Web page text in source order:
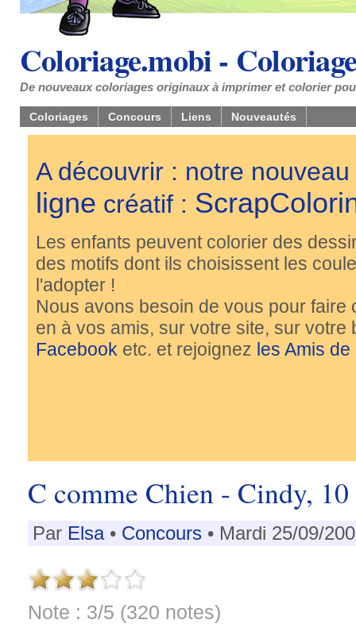
Coloriage.mobi -
De nouveaux coloriages originaux à imprimer et colorier
Coloriages Concours Liens Nouveautés
A découvrir : notre
ligne créatif :
Les enfants peuvent colorier des
des motifs dont ils choisissent les
l'adopter !
Nous avons besoin de vous pour
en à vos amis, sur votre site, sur
Facebook etc. et rejoignez les Amis
C comme Chien - Cindy, 10
Par Elsa• Concours • Mardi 25/09/
Note : 3/5 (320 notes)